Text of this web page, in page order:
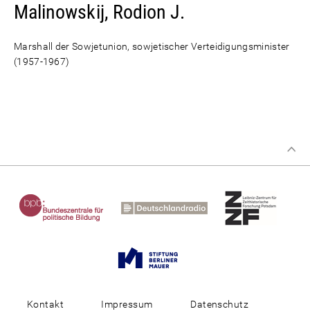
Malinowskij, Rodion J.
Marshall der Sowjetunion, sowjetischer Verteidigungsminister
(1957-1967)
Kontakt Impressum Datenschutz